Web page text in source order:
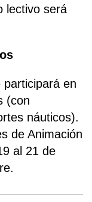
lectivo será
en
(con
náuticos).
de Animación
al 21 de